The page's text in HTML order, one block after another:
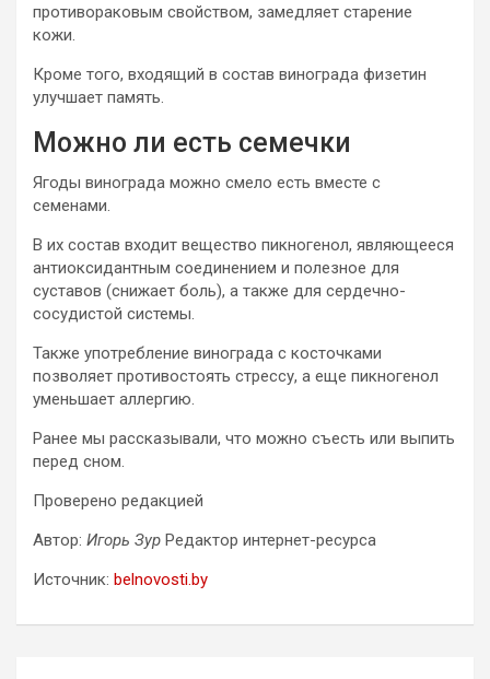
противораковым свойством, замедляет старение
кожи.
Кроме того, входящий в состав винограда физетин
улучшает память.
Можно ли есть семечки
Ягоды винограда можно смело есть вместе с
семенами.
В их состав входит вещество пикногенол, являющееся
антиоксидантным соединением и полезное для
суставов (снижает боль), а также для сердечно-
сосудистой системы.
Также употребление винограда с косточками
позволяет противостоять стрессу, а еще пикногенол
уменьшает аллергию.
Ранее мы рассказывали, что можно съесть или выпить
перед сном.
Проверено редакцией
Автор: Игорь Зур Редактор интернет-ресурса
Источник: belnovosti.by